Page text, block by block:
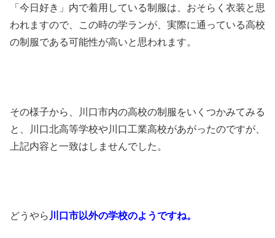
「今日好き」内で着用している制服は、おそらく衣装と思
われますので、この時の学ランが、実際に通っている高校
の制服である可能性が高いと思われます。
その様子から、川口市内の高校の制服をいくつかみてみる
と、川口北高等学校や川口工業高校があがったのですが、
上記内容と一致はしませんでした。
どうやら 川口市以外の学校のようですね。